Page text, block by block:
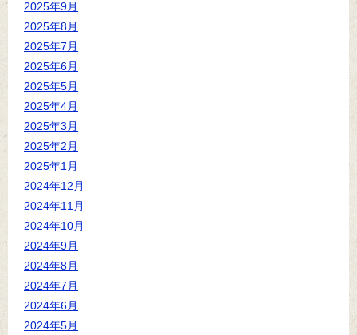
2025年9月
2025年8月
2025年7月
2025年6月
2025年5月
2025年4月
2025年3月
2025年2月
2025年1月
2024年12月
2024年11月
2024年10月
2024年9月
2024年8月
2024年7月
2024年6月
2024年5月